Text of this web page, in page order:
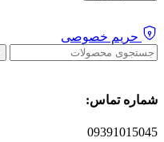
حریم خصوصی
شماره تماس:
09391015045